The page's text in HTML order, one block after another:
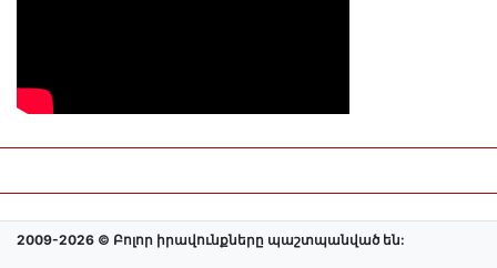
2009-2026 © Բոլոր իրավունքները պաշտպանված են: